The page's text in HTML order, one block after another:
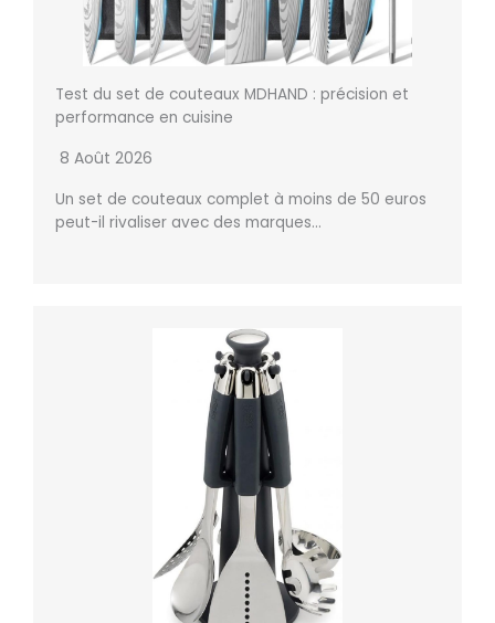
Test du set de couteaux MDHAND : précision et
performance en cuisine
8 Août 2026
Un set de couteaux complet à moins de 50 euros
peut-il rivaliser avec des marques…